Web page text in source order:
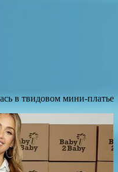
в твидовом мини-платье